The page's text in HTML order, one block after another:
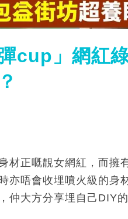
cup」網紅
材正嘅靚女網紅，而擁
亦唔會收埋噴火級的身
仲大方分享埋自己DIY